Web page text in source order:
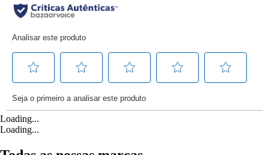
Loading...
Loading...